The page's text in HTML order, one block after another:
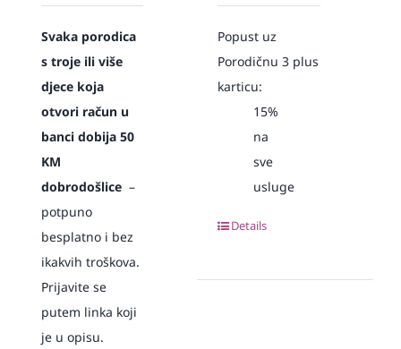
Svaka porodica
s troje ili više
djece koja
otvori račun u
banci dobija 50
KM
dobrodošlice–
potpuno
besplatno i bez
ikakvih troškova.
Prijavite se
putem linka koji
je u opisu.
Popust uz
Porodičnu 3 plus
karticu:
15%
na
sve
usluge
Details